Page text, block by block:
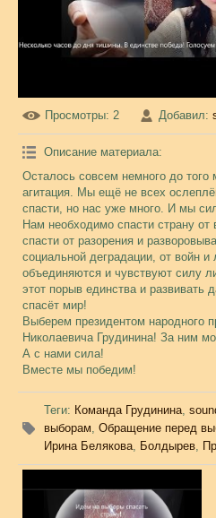
Просмотры: 2 Добавил:
Описание материала:
Осталось совсем немного до того
агитация. Мы ещё не всех
спасти, но нас уже много. И мы
Нам необходимо спасти страну от
спасти от разорения и
социальной деградации, от войн
объединяются и чувствуют силу
этот порыв единства и развивать
спасёт мир!
Выберем президентом народного
Николаевича Грудинина! За ним
А с нами сила!
Вместе мы победим!
Теги: Команда Грудинина,
выборам, Обращение перед
Ирина Белякова, Болдырев,